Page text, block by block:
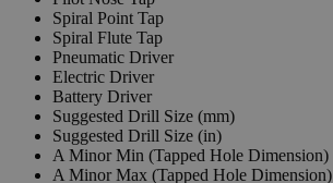
Spiral Point Tap
Spiral Flute Tap
Pneumatic Driver
Electric Driver
Battery Driver
Suggested Drill Size (mm)
Suggested Drill Size (in)
A Minor Min (Tapped Hole Dimension)
A Minor Max (Tapped Hole Dimension)